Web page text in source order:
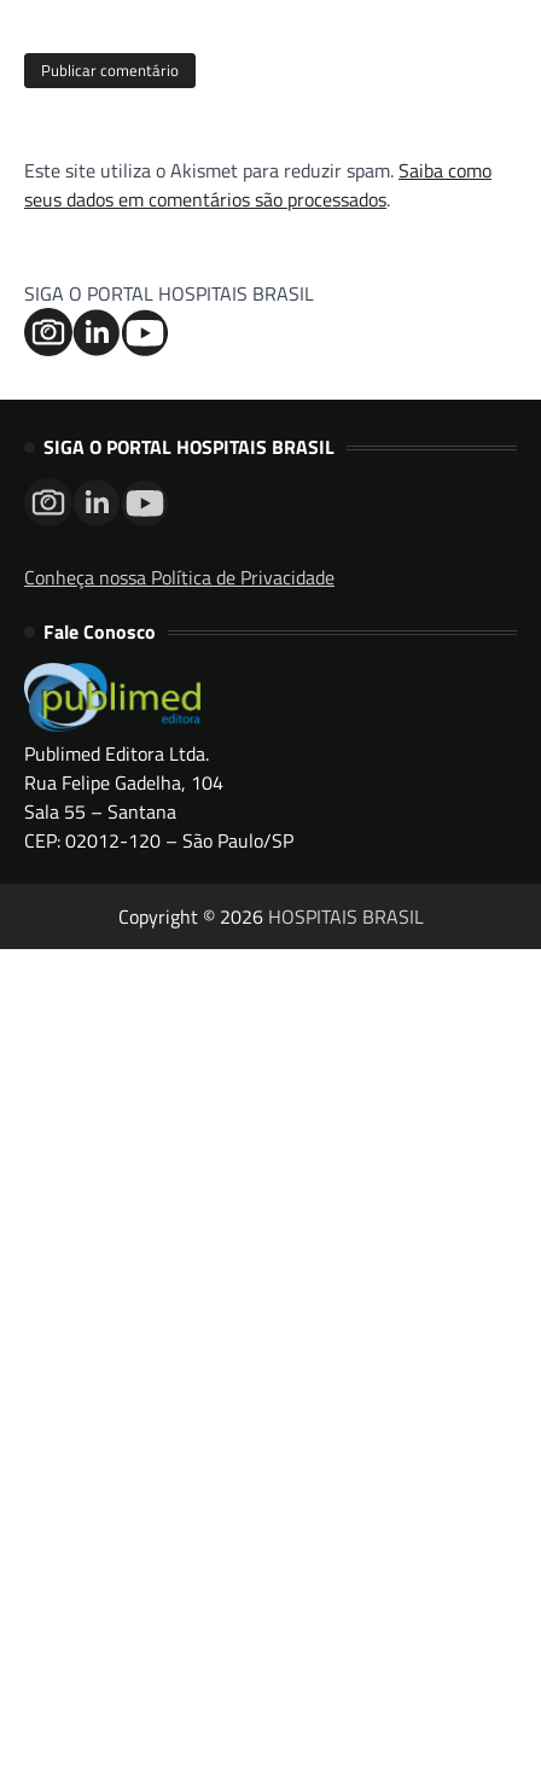
Este site utiliza o Akismet para reduzir spam.Saiba como
seus dados em comentários são processados.
SIGA O PORTAL HOSPITAIS BRASIL
SIGA O PORTAL HOSPITAIS BRASIL
Conheça nossa Política de Privacidade
Fale Conosco
Publimed Editora Ltda.
Rua Felipe Gadelha, 104
Sala 55 – Santana
CEP: 02012-120 – São Paulo/SP
Copyright © 2026 HOSPITAIS BRASIL